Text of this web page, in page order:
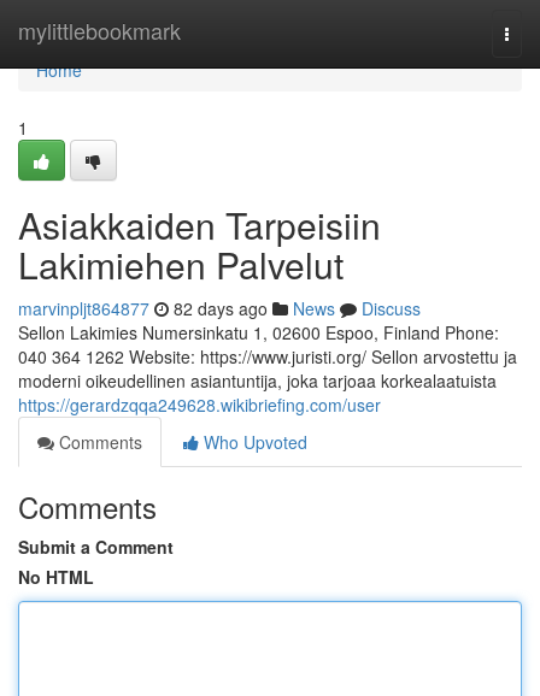
mylittlebookmark
Home
Home
1
Asiakkaiden Tarpeisiin
Lakimiehen Palvelut
marvinpljt864877 82 days ago News
Discuss
Sellon Lakimies Numersinkatu 1, 02600 Espoo, Finland Phone:
040 364 1262 Website: https://www.juristi.org/ Sellon arvostettu ja
moderni oikeudellinen asiantuntija, joka tarjoaa korkealaatuista
https://gerardzqqa249628.wikibriefing.com/user
Comments
Who Upvoted
Comments
Submit a Comment
No HTML